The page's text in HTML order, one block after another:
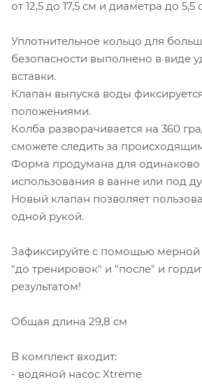
от 12,5 до 17,5 см и диаметра до 5,5
Уплотнительное кольцо для
безопасности выполнено в виде
вставки.
Клапан выпуска воды
положениями.
Колба разворачивается на 360
сможете следить за
Форма продумана для одинаково
использования в ванне или под
Новый клапан позволяет
одной рукой.
Зафиксируйте с помощью мерной
"до тренировок" и "после" и
результатом!
Общая длина 29,8 см
В комплект входит:
- водяной насос Xtreme